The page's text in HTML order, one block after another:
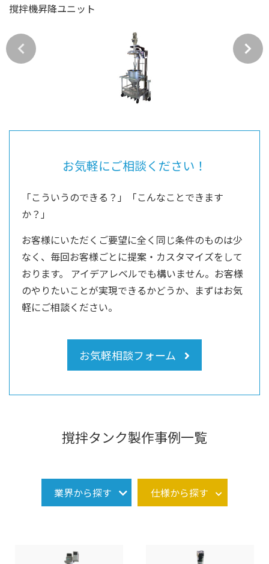
撹拌機昇降ユニット
お気軽にご相談ください！
「こういうのできる？」「こんなことできます
か？」
お客様にいただくご要望に全く同じ条件のものは少
なく、毎回お客様ごとに提案・カスタマイズをして
おります。
アイデアレベルでも構いません。お客様
のやりたいことが実現できるかどうか、まずはお気
軽にご相談ください。
お気軽相談フォーム
撹拌タンク製作事例一覧
業界から探す 仕様から探す